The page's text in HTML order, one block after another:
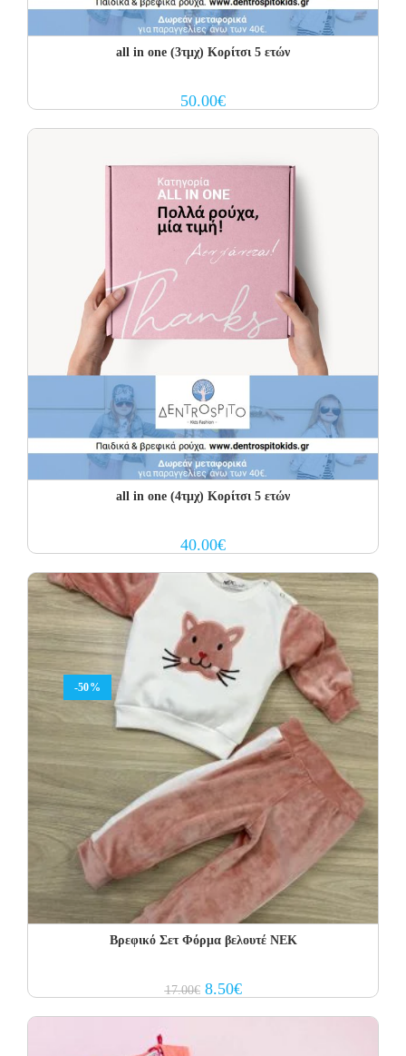
all in one (3τμχ) Κορίτσι 5 ετών
50.00€
all in one (4τμχ) Κορίτσι 5 ετών
40.00€
-50%
Βρεφικό Σετ Φόρμα βελουτέ NEK
17.00€ Original
price
8.50€Current
price